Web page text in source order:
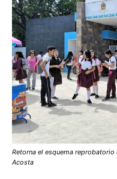
Retorna el esquema
Acosta